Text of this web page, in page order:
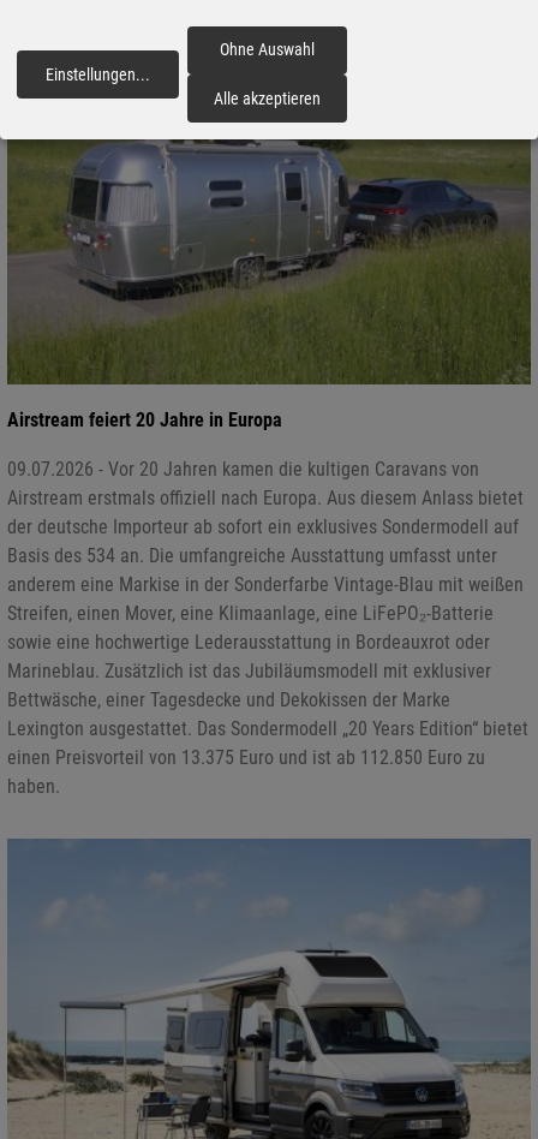
Airstream feiert 20 Jahre in Europa
09.07.2026 - Vor 20 Jahren kamen die kultigen Caravans von
Airstream erstmals offiziell nach Europa. Aus diesem Anlass bietet
der deutsche Importeur ab sofort ein exklusives Sondermodell auf
Basis des 534 an. Die umfangreiche Ausstattung umfasst unter
anderem eine Markise in der Sonderfarbe Vintage-Blau mit weißen
Streifen, einen Mover, eine Klimaanlage, eine LiFePO₂-Batterie
sowie eine hochwertige Lederausstattung in Bordeauxrot oder
Marineblau. Zusätzlich ist das Jubiläumsmodell mit exklusiver
Bettwäsche, einer Tagesdecke und Dekokissen der Marke
Lexington ausgestattet. Das Sondermodell „20 Years Edition“ bietet
einen Preisvorteil von 13.375 Euro und ist ab 112.850 Euro zu
haben.
Einstellungen...
Ohne Auswahl
Alle akzeptieren